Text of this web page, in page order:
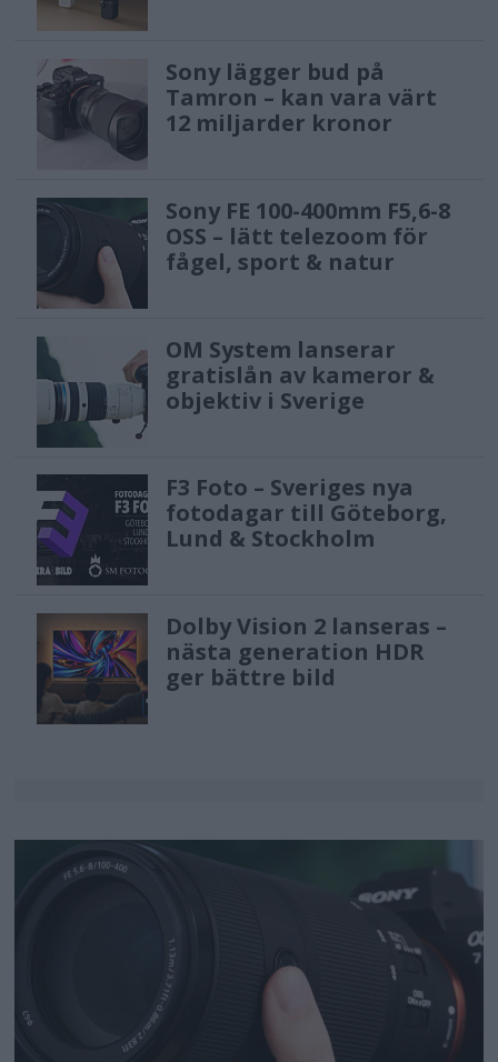
Sony lägger bud på
Tamron – kan vara värt
12 miljarder kronor
Sony FE 100-400mm F5,6-8
OSS – lätt telezoom för
fågel, sport & natur
OM System lanserar
gratislån av kameror &
objektiv i Sverige
F3 Foto – Sveriges nya
fotodagar till Göteborg,
Lund & Stockholm
Dolby Vision 2 lanseras –
nästa generation HDR
ger bättre bild